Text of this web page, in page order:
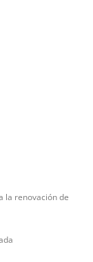
la renovación de